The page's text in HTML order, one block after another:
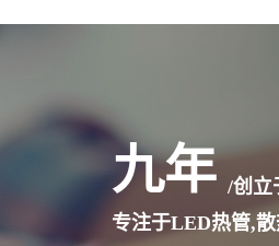
九年 /创立
专注于LED热管,